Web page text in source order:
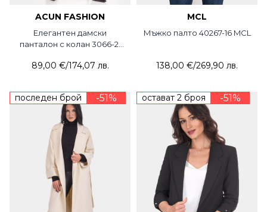
ACUN FASHION
Елегантен дамски
панталон с колан 3066-21
89,00 €/174,07 лв.
MCL
Мъжко палто 40267-16 MCL
138,00 €/269,90 лв.
последен брой -51% остават 2 броя -51%